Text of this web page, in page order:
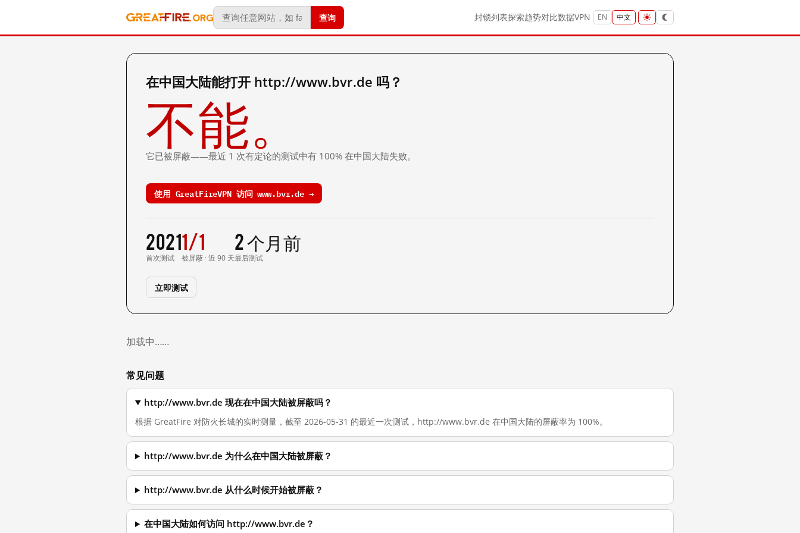
查询 封锁列表探索趋势对比数据VPN EN 中文
在中国大陆能打开 http://www.bvr.de 吗？
不能。
它已被屏蔽——最近 1 次有定论的测试中有 100% 在中国大陆失败。
使用 GreatFireVPN 访问 www.bvr.de →
2021
首次测试
1/1
被屏蔽 · 近 90 天
2 个月前
最后测试
立即测试
加载中……
常见问题
http://www.bvr.de 现在在中国大陆被屏蔽吗？
根据 GreatFire 对防火长城的实时测量，截至 2026-05-31 的最近一次测试，http://www.bvr.de 在中国大陆的屏蔽率为 100%。
http://www.bvr.de 为什么在中国大陆被屏蔽？
http://www.bvr.de 从什么时候开始被屏蔽？
在中国大陆如何访问 http://www.bvr.de？